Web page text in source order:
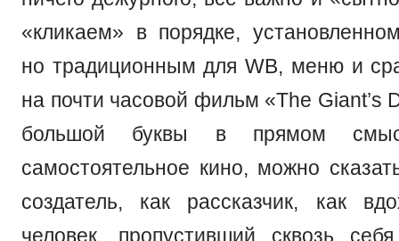
«кликаем» в порядке,
но традиционным для WB, меню и
на почти часовой фильм «The Giant’s
большой буквы в прямом
самостоятельное кино, можно
создатель, как рассказчик, как
человек, пропустивший сквозь